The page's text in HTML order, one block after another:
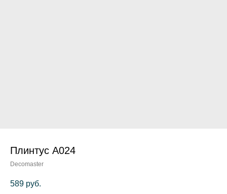
Плинтус A024
Decomaster
589 руб.